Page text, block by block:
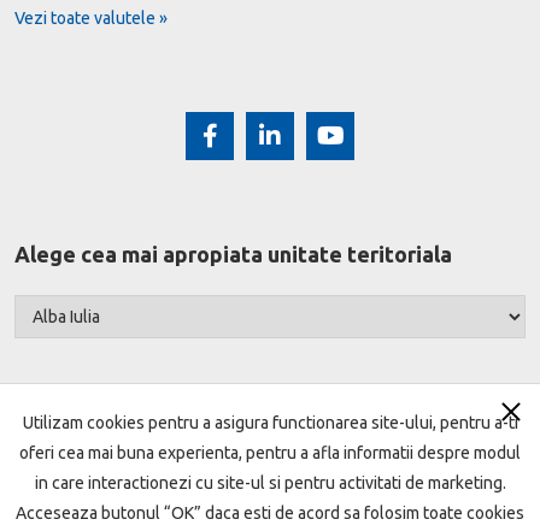
Vezi toate valutele »
Alege cea mai apropiata unitate teritoriala
Harta site Termeni si conditii Setari cookie
Protecţia datelor Politica de cookie
Utilizam cookies pentru a asigura functionarea site-ului, pentru a-ti
oferi cea mai buna experienta, pentru a afla informatii despre modul
in care interactionezi cu site-ul si pentru activitati de marketing.
Acceseaza butonul “OK” daca esti de acord sa folosim toate cookies